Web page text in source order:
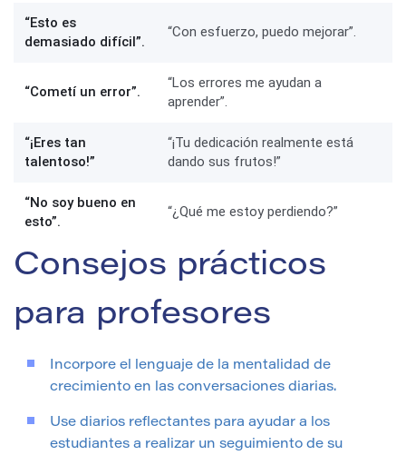
“Esto es
demasiado difícil”.
“Con esfuerzo, puedo mejorar”.
“Cometí un error”.
“Los errores me ayudan a
aprender”.
“¡Eres tan
talentoso!”
“¡Tu dedicación realmente está
dando sus frutos!”
“No soy bueno en
esto”.
“¿Qué me estoy perdiendo?”
Consejos prácticos
para profesores
Incorpore el lenguaje de la mentalidad de
crecimiento en las conversaciones diarias.
Use diarios reflectantes para ayudar a los
estudiantes a realizar un seguimiento de su